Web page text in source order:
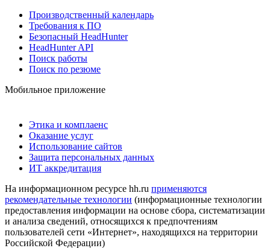
Производственный календарь
Требования к ПО
Безопасный HeadHunter
HeadHunter API
Поиск работы
Поиск по резюме
Мобильное приложение
Этика и комплаенс
Оказание услуг
Использование сайтов
Защита персональных данных
ИТ аккредитация
На информационном ресурсе hh.ru применяются
рекомендательные технологии (информационные технологии
предоставления информации на основе сбора, систематизации
и анализа сведений, относящихся к предпочтениям
пользователей сети «Интернет», находящихся на территории
Российской Федерации)